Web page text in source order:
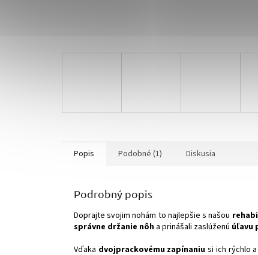
Popis Podobné (1) Diskusia
Podrobný popis
Doprajte svojim nohám to najlepšie s našou
správne držanie nôh a prinášali zaslúženú úľavu
Vďaka dvojprackovému zapínaniu si ich rýchlo